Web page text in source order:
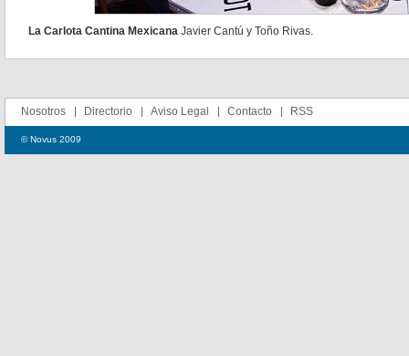
La Carlota Cantina Mexicana Javier Cantú y Toño Rivas.
Nosotros Directorio Aviso Legal Contacto RSS
© Novus 2009